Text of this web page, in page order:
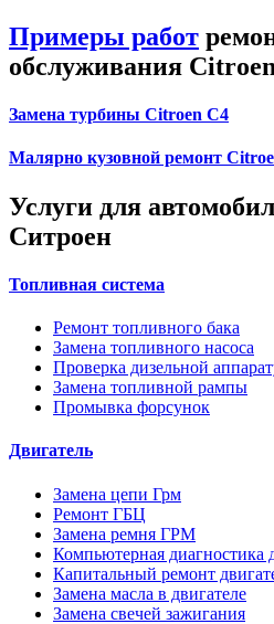
Примеры работ
обслуживания Citroen
Замена турбины Citroen C4
Малярно кузовной ремонт
Услуги для
Ситроен
Топливная система
Ремонт топливного бака
Замена топливного насоса
Проверка дизельной
Замена топливной рампы
Промывка форсунок
Двигатель
Замена цепи Грм
Ремонт ГБЦ
Замена ремня ГРМ
Компьютерная диагностика
Капитальный ремонт
Замена масла в двигателе
Замена свечей зажигания